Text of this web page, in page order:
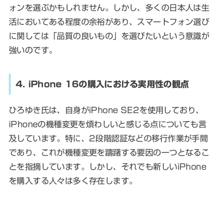
ォンを選ぶかもしれません。しかし、多くの日本人は生
活においてある程度の余裕があり、スマートフォン選び
に関しては「品質の良いもの」を選びたいという意識が
強いのです。
4. iPhone 16の購入における実用性の観点
ひろゆき氏は、自身がiPhone SE2を使用しており、
iPhoneの機種変更を煩わしいと感じる点についても言
及しています。特に、2段階認証などの移行作業が手間
であり、これが機種変更を躊躇する要因の一つとなるこ
とを指摘しています。しかし、それでも新しいiPhone
を購入する人々は多く存在します。